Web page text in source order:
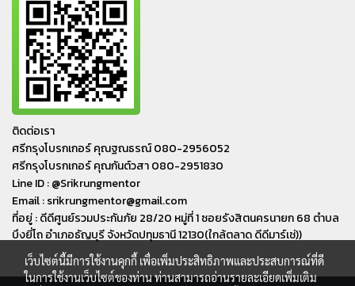
ติดต่อเรา
ศรีกรุงโบรกเกอร์ คุณฐณธรณ์ 080-2956052
ศรีกรุงโบรกเกอร์ คุณกันต์วสา 080-2951830
Line ID : @Srikrungmentor
Email : srikrungmentor@gmail.com
ที่อยู่ : ดีดีศูนย์รวมประกันภัย 28/20 หมู่ที่ 1 ซอยรังสิตนครนายก 68 ตำบล
บึงยี่โถ อำเภอ​ธัญบุรี​ จังหวัดปทุมธานี​ 12130(ใกล้ตลาด ดีดีมาร์เช่))
เว็บไซต์นี้มีการใช้งานคุกกี้ เพื่อเพิ่มประสิทธิภาพและประสบการณ์ที่ดี
ในการใช้งานเว็บไซต์ของท่าน ท่านสามารถอ่านรายละเอียดเพิ่มเติม